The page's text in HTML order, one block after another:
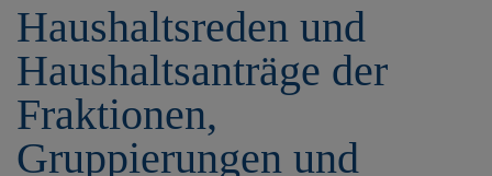
Haushaltsreden und
Haushaltsanträge der
Fraktionen,
Gruppierungen und